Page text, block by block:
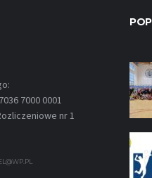
7000 0001
nr 1